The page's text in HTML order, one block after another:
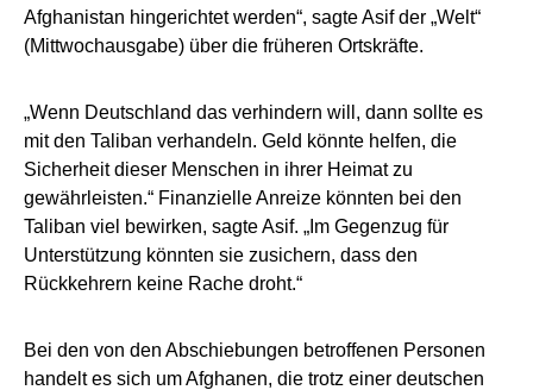
Afghanistan hingerichtet werden“, sagte Asif der „Welt“
(Mittwochausgabe) über die früheren Ortskräfte.
„Wenn Deutschland das verhindern will, dann sollte es
mit den Taliban verhandeln. Geld könnte helfen, die
Sicherheit dieser Menschen in ihrer Heimat zu
gewährleisten.“ Finanzielle Anreize könnten bei den
Taliban viel bewirken, sagte Asif. „Im Gegenzug für
Unterstützung könnten sie zusichern, dass den
Rückkehrern keine Rache droht.“
Bei den von den Abschiebungen betroffenen Personen
handelt es sich um Afghanen, die trotz einer deutschen